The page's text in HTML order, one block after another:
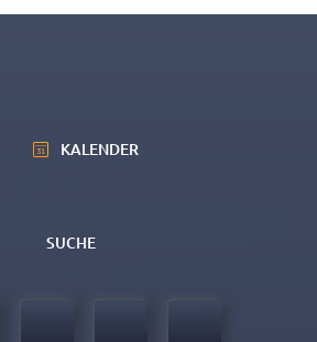
KALENDER
SUCHE